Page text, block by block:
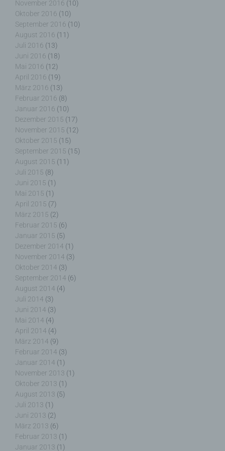
November 2016 (10)
Oktober 2016 (10)
September 2016 (10)
August 2016 (11)
Juli 2016 (13)
Juni 2016 (18)
Mai 2016 (12)
April 2016 (19)
März 2016 (13)
Februar 2016 (8)
Januar 2016 (10)
Dezember 2015 (17)
November 2015 (12)
Oktober 2015 (15)
September 2015 (15)
August 2015 (11)
Juli 2015 (8)
Juni 2015 (1)
Mai 2015 (1)
April 2015 (7)
März 2015 (2)
Februar 2015 (6)
Januar 2015 (5)
Dezember 2014 (1)
November 2014 (3)
Oktober 2014 (3)
September 2014 (6)
August 2014 (4)
Juli 2014 (3)
Juni 2014 (3)
Mai 2014 (4)
April 2014 (4)
März 2014 (9)
Februar 2014 (3)
Januar 2014 (1)
November 2013 (1)
Oktober 2013 (1)
August 2013 (5)
Juli 2013 (1)
Juni 2013 (2)
März 2013 (6)
Februar 2013 (1)
Januar 2013 (1)
analysieren oder vorherzusagen.
f) Pseudonymisierung
Pseudonymisierung ist die Verarbeitung
personenbezogener Daten in einer Weise, auf
welche die personenbezogenen Daten ohne
Hinzuziehung zusätzlicher Informationen nicht
mehr einer spezifischen betroffenen Person
zugeordnet werden können, sofern diese
zusätzlichen Informationen gesondert aufbewahrt
werden und technischen und organisatorischen
Maßnahmen unterliegen, die gewährleisten, dass
die personenbezogenen Daten nicht einer
identifizierten oder identifizierbaren natürlichen
Person zugewiesen werden.
g) Verantwortlicher oder für die Verarbeitung
Verantwortlicher
Verantwortlicher oder für die Verarbeitung
Verantwortlicher ist die natürliche oder juristische
Person, Behörde, Einrichtung oder andere Stelle,
die allein oder gemeinsam mit anderen über die
Zwecke und Mittel der Verarbeitung von
personenbezogenen Daten entscheidet. Sind die
Zwecke und Mittel dieser Verarbeitung durch das
Unionsrecht oder das Recht der Mitgliedstaaten
vorgegeben, so kann der Verantwortliche
beziehungsweise können die bestimmten Kriterien
seiner Benennung nach dem Unionsrecht oder
dem Recht der Mitgliedstaaten vorgesehen
werden.
h) Auftragsverarbeiter